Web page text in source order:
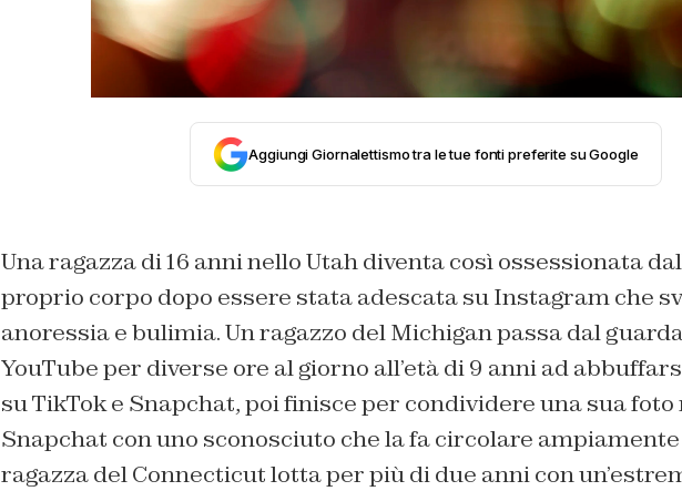
Aggiungi Giornalettismo tra le tue fonti preferite su Google
Una ragazza di 16 anni nello Utah diventa così ossessionata
proprio corpo dopo essere stata adescata su Instagram che
anoressia e bulimia. Un ragazzo del Michigan passa dal
YouTube per diverse ore al giorno all’età di 9 anni ad
su TikTok e Snapchat, poi finisce per condividere una sua foto
Snapchat con uno sconosciuto che la fa circolare
ragazza del Connecticut lotta per più di due anni con